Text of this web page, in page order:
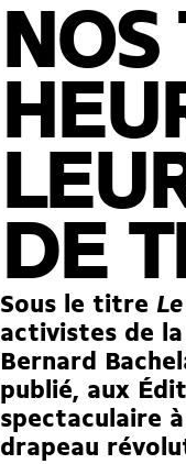
NOS
DE
Sous le titre
activistes de
Bernard
publié, aux
spectaculaire
drapeau